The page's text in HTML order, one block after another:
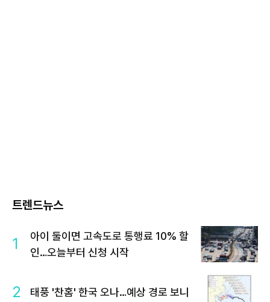
트렌드뉴스
1
아이 둘이면 고속도로 통행료 10% 할
인…오늘부터 신청 시작
2 태풍 '찬홈' 한국 오나…예상 경로 보니